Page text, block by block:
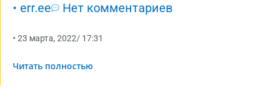
• err.ee Нет комментариев
• 23 марта, 2022/ 17:31
Читать полностью